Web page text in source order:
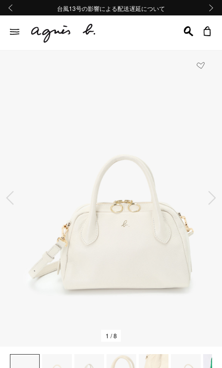
熊本地域地震の影響による配送遅延について
Summer Sale 2buy10%OFF!!
台風13号の影響による配送遅延について
熊本地域地震の影響による配送遅延について
Summer Sale 2buy10%OFF!!
前の画像
1 / 8